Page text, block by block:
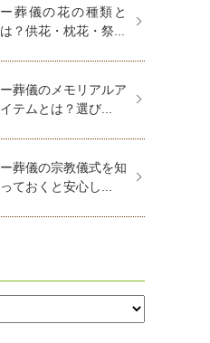
ー葬儀の花の種類と
は？供花・枕花・祭...
ー葬儀のメモリアルア
イテムとは？選び...
ー葬儀の宗教儀式を知
っておくと安心し...